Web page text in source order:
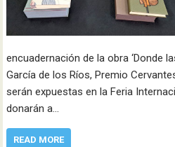
encuadernación de la obra ‘Donde
García de los Ríos, Premio
serán expuestas en la Feria
donarán a…
READ MORE